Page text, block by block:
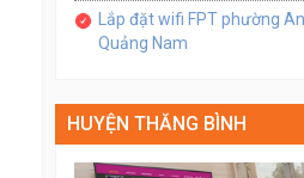
Lắp đặt wifi FPT phường
Quảng Nam
HUYỆN THĂNG BÌNH